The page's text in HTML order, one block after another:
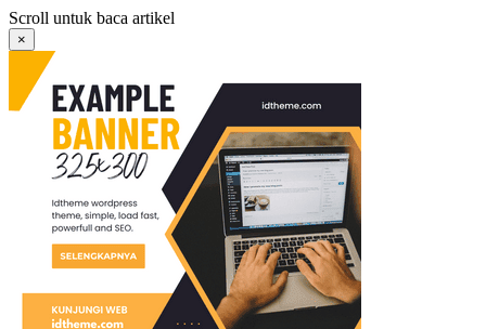
Langsung
ke
konten
Scroll untuk baca artikel
×